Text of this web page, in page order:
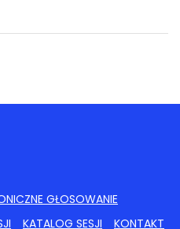
GŁOSOWANIE
KATALOG SESJI KONTAKT